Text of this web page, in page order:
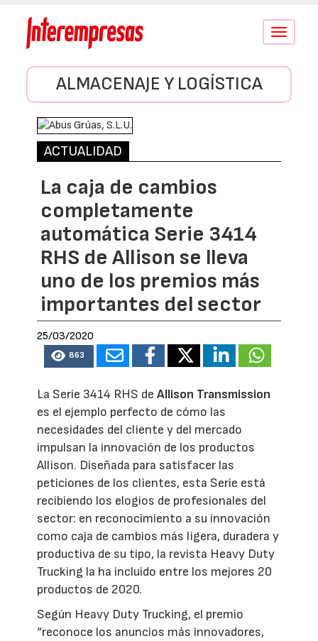
Conmutar
ALMACENAJE Y LOGÍSTICA
ACTUALIDAD
La caja de cambios
completamente
automática Serie 3414
RHS de Allison se lleva
uno de los premios más
importantes del sector
25/03/2020
863
La Serie 3414 RHS deAllison Transmission
es el ejemplo perfecto de cómo las
necesidades del cliente y del mercado
impulsan la innovación de los productos
Allison. Diseñada para satisfacer las
peticiones de los clientes, esta Serie está
recibiendo los elogios de profesionales del
sector: en reconocimiento a su innovación
como caja de cambios más ligera, duradera y
productiva de su tipo, la revista Heavy Duty
Trucking la ha incluido entre los mejores 20
productos de 2020.
Según Heavy Duty Trucking, el premio
“reconoce los anuncios más innovadores,